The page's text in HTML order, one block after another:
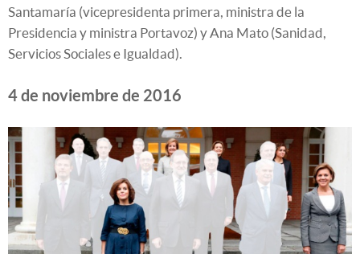
Santamaría (vicepresidenta primera, ministra de la
Presidencia y ministra Portavoz) y Ana Mato (Sanidad,
Servicios Sociales e Igualdad).
4 de noviembre de 2016